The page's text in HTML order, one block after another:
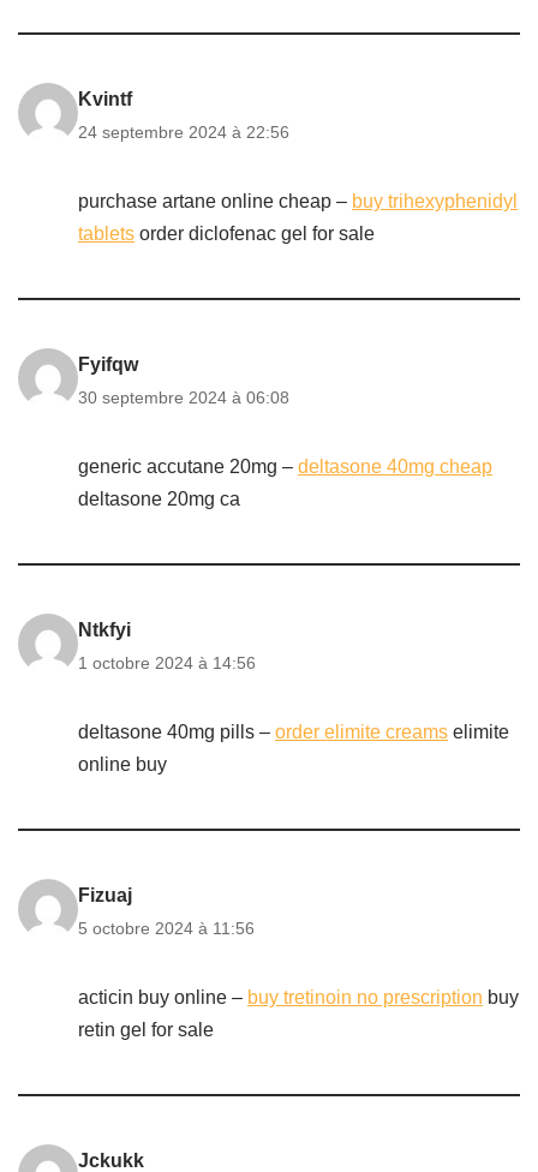
Kvintf
24 septembre 2024 à 22:56
purchase artane online cheap – buy trihexyphenidyl
tablets order diclofenac gel for sale
Fyifqw
30 septembre 2024 à 06:08
generic accutane 20mg – deltasone 40mg cheap
deltasone 20mg ca
Ntkfyi
1 octobre 2024 à 14:56
deltasone 40mg pills – order elimite creams elimite
online buy
Fizuaj
5 octobre 2024 à 11:56
acticin buy online – buy tretinoin no prescription buy
retin gel for sale
Jckukk